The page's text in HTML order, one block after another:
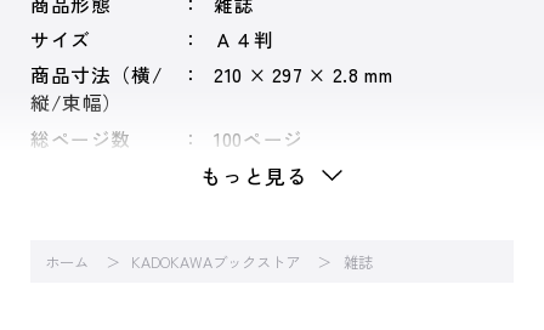
サイズ
Ａ４判
商品寸法（横/
縦/束幅）
210 × 297 × 2.8 mm
総ページ数 100ページ
もっと見る
ホーム KADOKAWAブックストア 雑誌